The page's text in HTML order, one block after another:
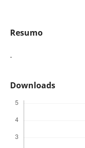
Resumo
.
Downloads